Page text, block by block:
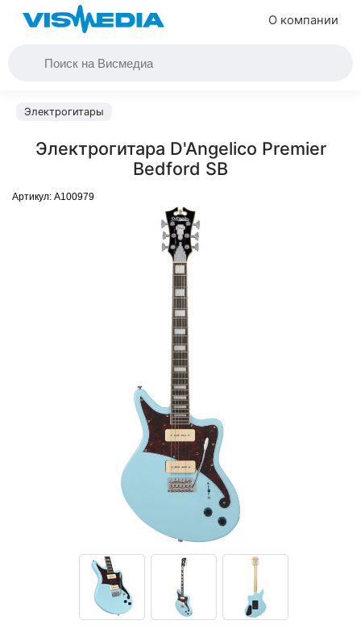
О компании
Электрогитары
Электрогитара D'Angelico Premier
Bedford SB
Артикул: A100979